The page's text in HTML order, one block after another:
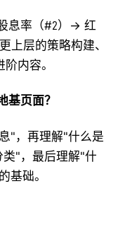
息率（#2）→ 红
上层的策略构建、
内容。
基页面？
"，再理解"什么是
"，最后理解"什
基础。